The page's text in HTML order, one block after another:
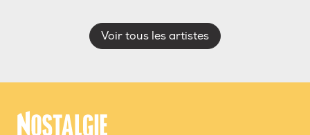
Voir tous les artistes